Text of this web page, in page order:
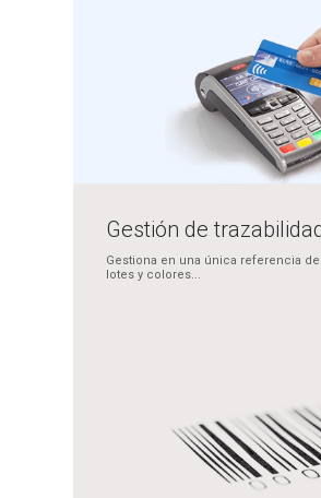
Gestión de
Gestiona en una única referencia
lotes y colores...